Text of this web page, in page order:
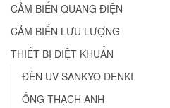
CẢM BIẾN QUANG ĐIỆN
CẢM BIẾN LƯU LƯỢNG
THIẾT BỊ DIỆT KHUẨN
ĐÈN UV SANKYO DENKI
ỐNG THẠCH ANH